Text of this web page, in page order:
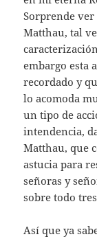
Sorprende
Matthau, tal
embargo esta
recordado y
lo acomoda
un tipo de
intendencia,
Matthau, que
astucia para
señoras y
sobre todo
Así que ya